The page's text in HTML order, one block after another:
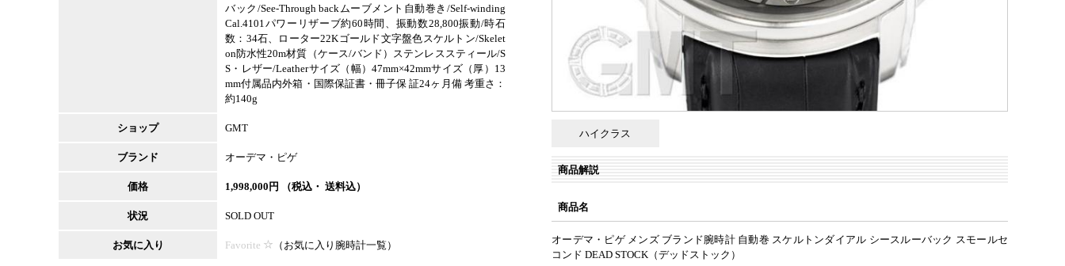
ハイクラス
商品解説
商品名
オーデマ・ピゲ メンズ ブランド腕時計 自動巻 スケルトンダイアル シースルーバック スモールセ
コンド DEAD STOCK（デッドストック）
バック/See-Through backムーブメント自動巻き/Self-winding
Cal.4101パワーリザーブ約60時間、振動数28,800振動/時石
数：34石、ローター22Kゴールド文字盤色スケルトン/Skelet
on防水性20m材質（ケース/バンド）ステンレススティール/S
S・レザー/Leatherサイズ（幅）47mm×42mmサイズ（厚）13
mm付属品内外箱・国際保証書・冊子保 証24ヶ月備 考重さ：
約140g
ショップ GMT
ブランド オーデマ・ピゲ
価格 1,998,000 円 （税込・ 送料込）
状況 SOLD OUT
お気に入り Favorite （ お気に入り腕時計一覧 ）